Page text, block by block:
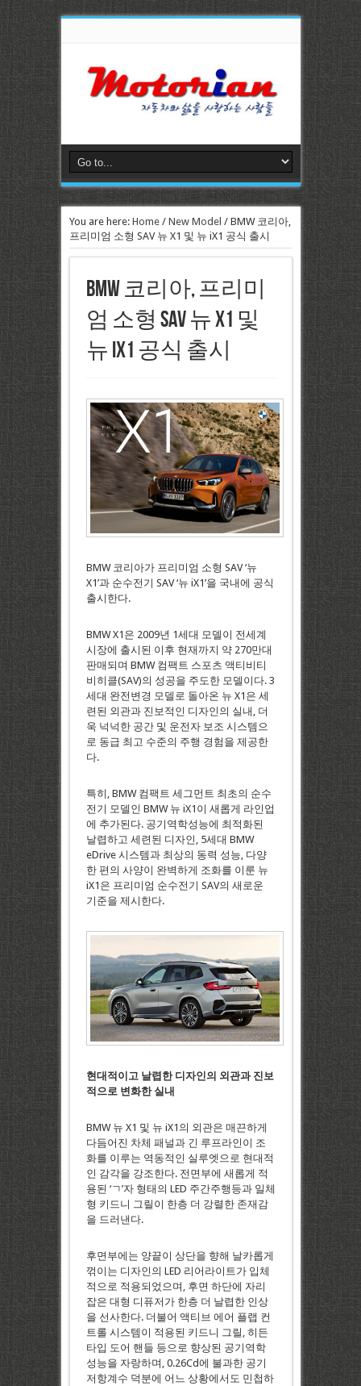
You are here: Home/ New Model / BMW 코리아,
프리미엄 소형 SAV 뉴 X1 및 뉴 iX1 공식 출시
BMW 코리아, 프리미
엄 소형 SAV 뉴 X1 및
뉴 iX1 공식 출시
BMW 코리아가 프리미엄 소형 SAV ‘뉴
X1’과 순수전기 SAV ‘뉴 iX1’을 국내에 공식
출시한다.
BMW X1은 2009년 1세대 모델이 전세계
시장에 출시된 이후 현재까지 약 270만대
판매되며 BMW 컴팩트 스포츠 액티비티
비히클(SAV)의 성공을 주도한 모델이다. 3
세대 완전변경 모델로 돌아온 뉴 X1은 세
련된 외관과 진보적인 디자인의 실내, 더
욱 넉넉한 공간 및 운전자 보조 시스템으
로 동급 최고 수준의 주행 경험을 제공한
다.
특히, BMW 컴팩트 세그먼트 최초의 순수
전기 모델인 BMW 뉴 iX1이 새롭게 라인업
에 추가된다. 공기역학성능에 최적화된
날렵하고 세련된 디자인, 5세대 BMW
eDrive 시스템과 최상의 동력 성능, 다양
한 편의 사양이 완벽하게 조화를 이룬 뉴
iX1은 프리미엄 순수전기 SAV의 새로운
기준을 제시한다.
현대적이고 날렵한 디자인의 외관과 진보
적으로 변화한 실내
BMW 뉴 X1 및 뉴 iX1의 외관은 매끈하게
다듬어진 차체 패널과 긴 루프라인이 조
화를 이루는 역동적인 실루엣으로 현대적
인 감각을 강조한다. 전면부에 새롭게 적
용된 ‘ㄱ’자 형태의 LED 주간주행등과 일체
형 키드니 그릴이 한층 더 강렬한 존재감
을 드러낸다.
후면부에는 양끝이 상단을 향해 날카롭게
꺾이는 디자인의 LED 리어라이트가 입체
적으로 적용되었으며, 후면 하단에 자리
잡은 대형 디퓨저가 한층 더 날렵한 인상
을 선사한다. 더불어 액티브 에어 플랩 컨
트롤 시스템이 적용된 키드니 그릴, 히든
타입 도어 핸들 등으로 향상된 공기역학
성능을 자랑하며, 0.26Cd에 불과한 공기
저항계수 덕분에 어느 상황에서도 민첩하